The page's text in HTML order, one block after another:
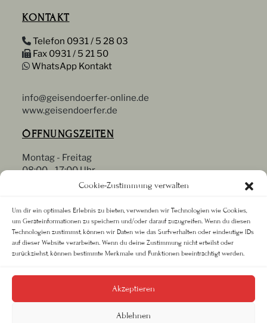
Cookie-Zustimmung verwalten
Um dir ein optimales Erlebnis zu bieten, verwenden wir Technologien wie Cookies,
um Geräteinformationen zu speichern und/oder darauf zuzugreifen. Wenn du diesen
Technologien zustimmst, können wir Daten wie das Surfverhalten oder eindeutige IDs
auf dieser Website verarbeiten. Wenn du deine Zustimmung nicht erteilst oder
zurückziehst, können bestimmte Merkmale und Funktionen beeinträchtigt werden.
Akzeptieren
Ablehnen
KONTAKT
Telefon 0931 / 5 28 03
Fax 0931 / 5 21 50
WhatsApp Kontakt
info@geisendoerfer-online.de
www.geisendoerfer.de
ÖFFNUNGSZEITEN
Montag - Freitag
08:00 - 17:00 Uhr
Oder nach Vereinbarung
RECHTLICHES
Datenschutz